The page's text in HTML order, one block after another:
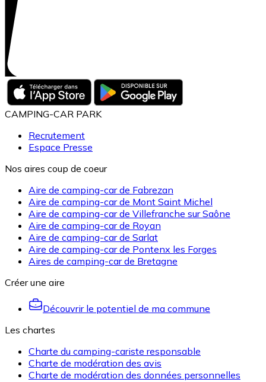
CAMPING-CAR PARK
Recrutement
Espace Presse
Nos aires coup de coeur
Aire de camping-car de Fabrezan
Aire de camping-car de Mont Saint Michel
Aire de camping-car de Villefranche sur Saône
Aire de camping-car de Royan
Aire de camping-car de Sarlat
Aire de camping-car de Pontenx les Forges
Aires de camping-car de Bretagne
Créer une aire
Découvrir le potentiel de ma commune
Les chartes
Charte du camping-cariste responsable
Charte de modération des avis
Charte de modération des données personnelles